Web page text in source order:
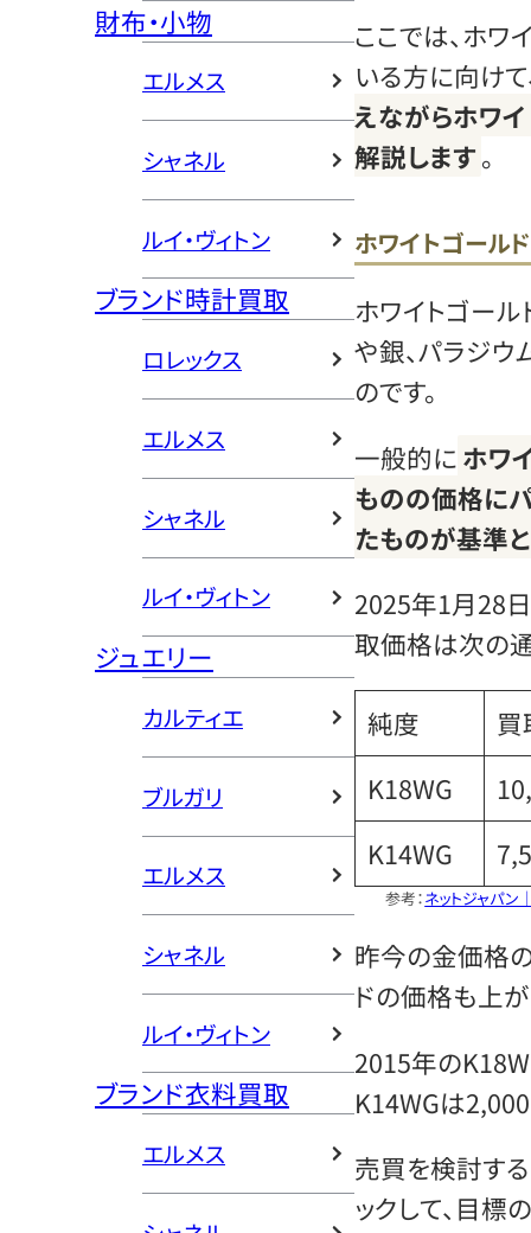
財布・小物
エルメス
シャネル
ルイ・ヴィトン
ブランド時計買取
ロレックス
エルメス
シャネル
ルイ・ヴィトン
ジュエリー
カルティエ
ブルガリ
エルメス
シャネル
ルイ・ヴィトン
ブランド衣料買取
エルメス
ここでは、ホワ
いる方に向けて
えながらホワ
解説します。
ホワイトゴール
ホワイトゴー
や銀、パラジ
のです。
一般的にホワ
ものの価格に
たものが基準
2025年1月28
取価格は次の通
純度
買
K18WG
K14WG
参考：ネットジャパ
昨今の金価格
ドの価格も上が
2015年の
K14WGは
売買を検討す
ックして、目標